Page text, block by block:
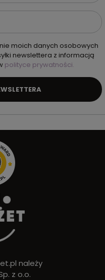
moich danych osobowych
newslettera z informacją
polityce prywatności.
należy
z o.o.